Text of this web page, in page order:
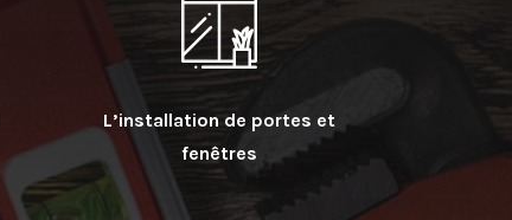
L’installation de portes et
fenêtres